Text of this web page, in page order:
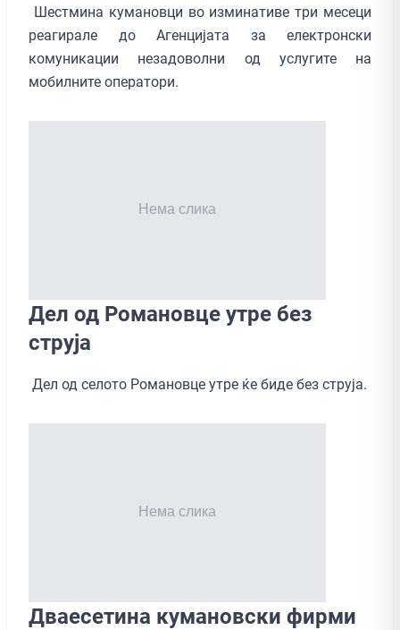
Шестмина кумановци во изминативе три месеци
реагирале до Агенцијата за електронски
комуникации незадоволни од услугите на
мобилните оператори.
Дел од Романовце утре без
струја
Дел од селото Романовце утре ќе биде без струја.
Дваесетина кумановски фирми